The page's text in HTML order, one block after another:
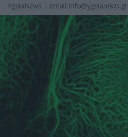
YgeiaNews | email: info@ygeianews.gr